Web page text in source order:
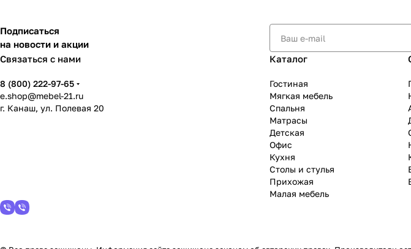
Подписаться
на новости и акции
Связаться с нами
8 (800) 222-97-65
e.shop@mebel-21.ru
г. Канаш, ул. Полевая 20
Каталог
Гостиная
Мягкая мебель
Спальня
Матрасы
Детская
Офис
Кухня
Столы и стулья
Прихожая
Малая мебель